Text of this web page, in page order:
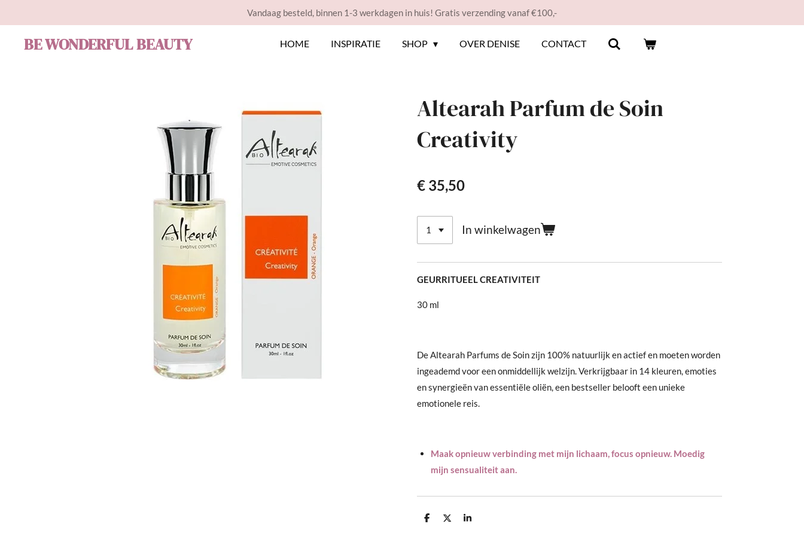
Vandaag besteld, binnen 1-3 werkdagen in huis! Gratis verzending vanaf €100,-
BE WONDERFUL BEAUTY HOME INSPIRATIE SHOP OVER DENISE CONTACT
Altearah Parfum de Soin
Creativity
€ 35,50
In winkelwagen
GEURRITUEEL CREATIVITEIT
30 ml
De Altearah Parfums de Soin zijn 100% natuurlijk en actief en moeten worden
ingeademd voor een onmiddellijk welzijn. Verkrijgbaar in 14 kleuren, emoties
en synergieën van essentiële oliën, een bestseller belooft een unieke
emotionele reis.
Maak opnieuw verbinding met mijn lichaam, focus opnieuw. Moedig
mijn sensualiteit aan.
D
D
S